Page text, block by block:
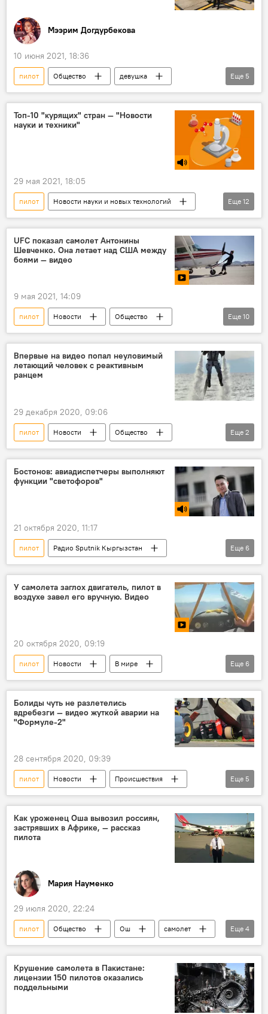
Мээрим Догдурбекова
10 июня 2021, 18:36
пилот Общество
девушка
Турция
учеба
профессия
Эльнура Ураимова
Интересные истории кыргызстанцев за границей
Еще 5
Топ-10 "курящих" стран — "Новости
науки и техники"
29 мая 2021, 18:05
пилот
Новости науки и новых технологий
Радио Sputnik Кыргызстан
Общество
В мире
курение
рейтинг
память
Еще 12
UFC показал самолет Антонины
Шевченко. Она летает над США между
боями — видео
9 мая 2021, 14:09
пилот Новости
Общество
В мире
видео
Мультимедиа
спорт
UFC
Антонина Шевченко
самолет
лицензия
Еще 10
Впервые на видео попал неуловимый
летающий человек с реактивным
ранцем
29 декабря 2020, 09:06
пилот Новости
Общество
В мире
Лос-Анджелес
Еще 2
Бостонов: авиадиспетчеры выполняют
функции "светофоров"
21 октября 2020, 11:17
пилот
Радио Sputnik Кыргызстан
Общество
Кыргызстан
самолет
воздушное судно
Еще 6
У самолета заглох двигатель, пилот в
воздухе завел его вручную. Видео
20 октября 2020, 09:19
пилот Новости
В мире
Происшествия
видео
двигатель
Еще 6
Болиды чуть не разлетелись
вдребезги — видео жуткой аварии на
"Формуле-2"
28 сентября 2020, 09:39
пилот Новости
Происшествия
Россия
В мире
гонка
болид
авария
Еще 5
Как уроженец Оша вывозил россиян,
застрявших в Африке, — рассказ
пилота
Мария Науменко
29 июля 2020, 22:24
пилот Общество Ош
самолет
вывоз
операция
Кыргызстан
Россия
Еще 4
Крушение самолета в Пакистане:
лицензии 150 пилотов оказались
поддельными